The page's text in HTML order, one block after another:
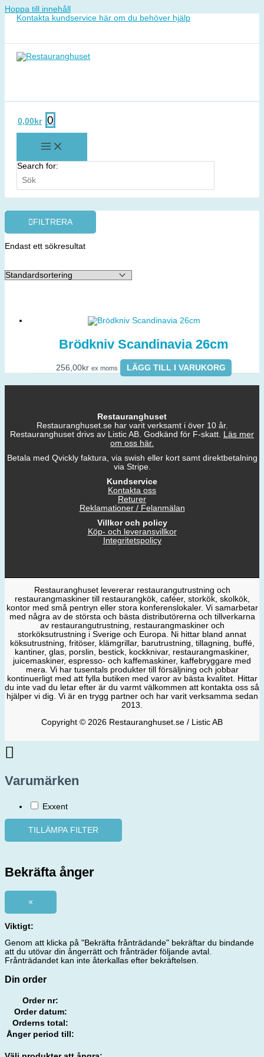
Hoppa till innehåll
Kontakta kundservice här om du behöver hjälp
0,00 kr 0
Search for:
FILTRERA
Endast ett sökresultat
Brödkniv Scandinavia 26cm
256,00kr ex moms LÄGG TILL I VARUKORG
Restauranghuset
Restauranghuset.se har varit verksamt i över 10 år.
Restauranghuset drivs av Listic AB. Godkänd för F-skatt. Läs mer
om oss här.
Betala med Qvickly faktura, via swish eller kort samt direktbetalning
via Stripe.
Kundservice
Kontakta oss
Returer
Reklamationer / Felanmälan
Villkor och policy
Köp- och leveransvillkor
Integritetspolicy
Restauranghuset levererar restaurangutrustning och
restaurangmaskiner till restaurangkök, caféer, storkök, skolkök,
kontor med små pentryn eller stora konferenslokaler. Vi samarbetar
med några av de största och bästa distributörerna och tillverkarna
av restaurangutrustning, restaurangmaskiner och
storköksutrustning i Sverige och Europa. Ni hittar bland annat
köksutrustning, fritöser, klämgrillar, barutrustning, tillagning, buffé,
kantiner, glas, porslin, bestick, kockknivar, restaurangmaskiner,
juicemaskiner, espresso- och kaffemaskiner, kaffebryggare med
mera. Vi har tusentals produkter till försäljning och jobbar
kontinuerligt med att fylla butiken med varor av bästa kvalitet. Hittar
du inte vad du letar efter är du varmt välkommen att kontakta oss så
hjälper vi dig. Vi är en trygg partner och har varit verksamma sedan
2013.
Copyright © 2026 Restauranghuset.se / Listic AB
Varumärken
Exxent
TILLÄMPA FILTER
Bekräfta ånger
×
Viktigt:
Genom att klicka på "Bekräfta frånträdande" bekräftar du bindande
att du utövar din ångerrätt och frånträder följande avtal.
Frånträdandet kan inte återkallas efter bekräftelsen.
Din order
Order nr:
Order datum:
Orderns total:
Ånger period till: